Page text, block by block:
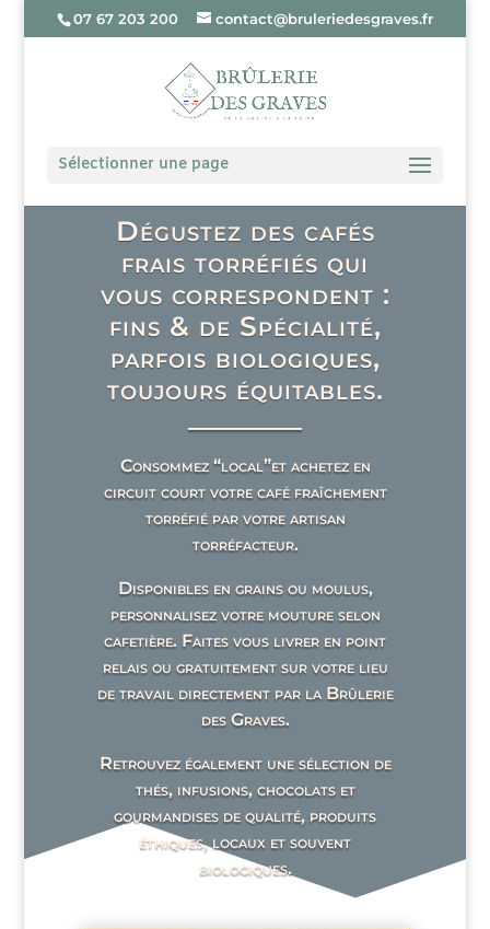
07 67 203 200 contact@bruleriedesgraves.fr
Sélectionner une page
Dégustez des cafés
frais torréfiés qui
vous correspondent :
fins & de Spécialité,
parfois biologiques,
toujours équitables.
Consommez “local”et achetez en
circuit court votre café fraîchement
torréfié par votre artisan
torréfacteur.
Disponibles en grains ou moulus,
personnalisez votre mouture selon
cafetière. Faites vous livrer en point
relais ou gratuitement sur votre lieu
de travail directement par la Brûlerie
des Graves.
Retrouvez également une sélection de
thés, infusions, chocolats et
gourmandises de qualité, produits
éthiques, locaux et souvent
biologiques.